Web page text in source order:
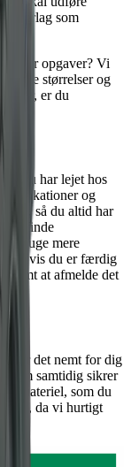
som
typer opgaver? Vi
i alle størrelser og
er du
du har lejet hos
lokationer og
så du altid har
kan finde
bruge mere
Hvis du er færdig
nemt at afmelde det
gør det nemt for dig
som samtidig sikrer
materiel, som du
da vi hurtigt